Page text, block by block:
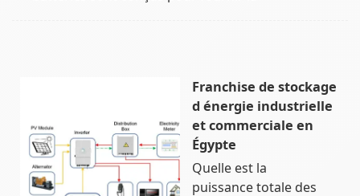
Franchise de stockage
d énergie industrielle
et commerciale en
Égypte
Quelle est la
puissance totale des